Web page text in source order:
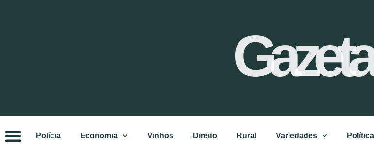
Polícia Economia Vinhos Direito Rural Variedades Política